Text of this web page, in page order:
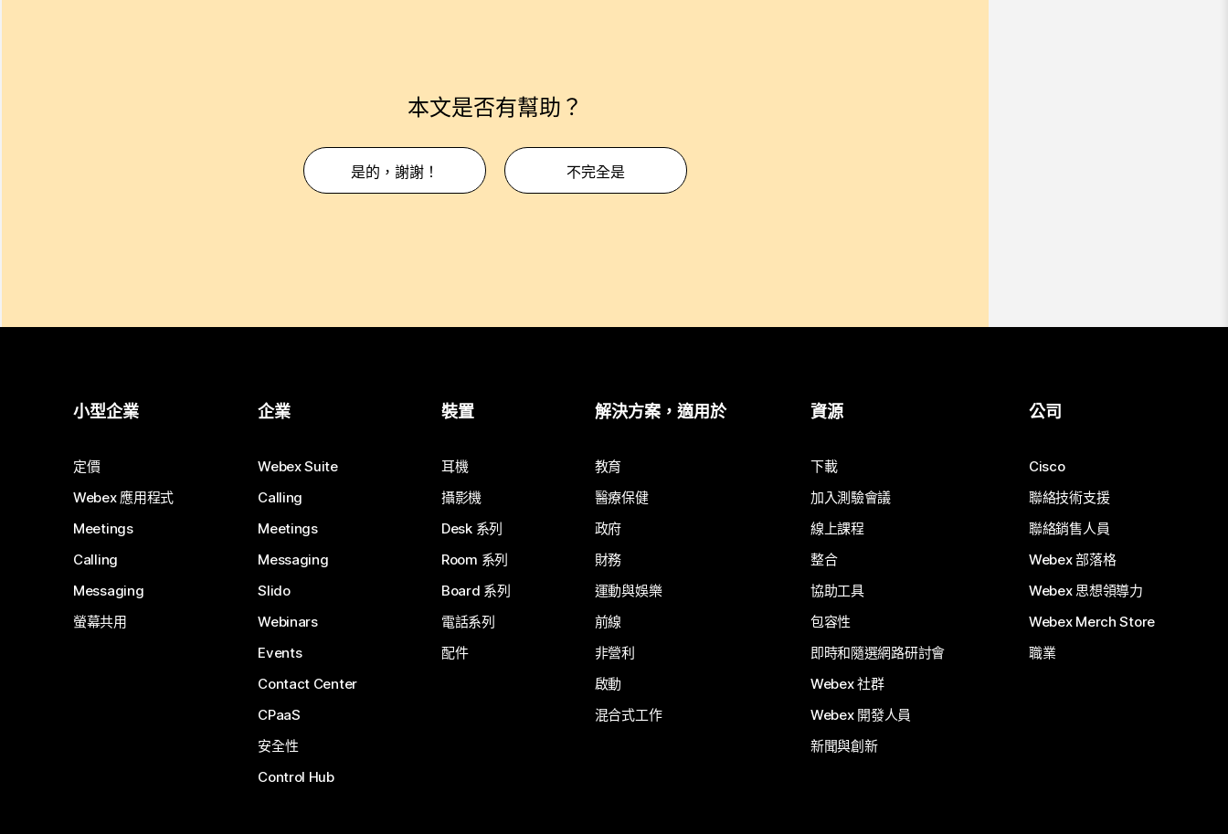
本文是否有幫助？
是的，謝謝！ 不完全是
小型企業
定價
Webex 應用程式
Meetings
Calling
Messaging
螢幕共用
企業
Webex Suite
Calling
Meetings
Messaging
Slido
Webinars
Events
Contact Center
CPaaS
安全性
Control Hub
裝置
耳機
攝影機
Desk 系列
Room 系列
Board 系列
電話系列
配件
解決方案，適用於
教育
醫療保健
政府
財務
運動與娛樂
前線
非營利
啟動
混合式工作
資源
下載
加入測驗會議
線上課程
整合
協助工具
包容性
即時和隨選網路研討會
Webex 社群
Webex 開發人員
新聞與創新
公司
Cisco
聯絡技術支援
聯絡銷售人員
Webex 部落格
Webex 思想領導力
Webex Merch Store
職業